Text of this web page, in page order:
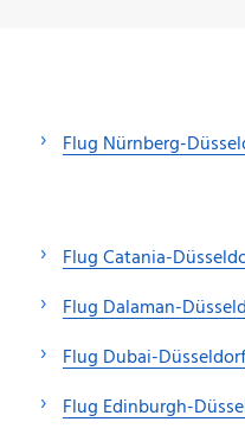
Flug Nürnberg-
Flug Catania-
Flug Dalaman-
Flug Dubai-Düsseldorf
Flug Edinburgh-